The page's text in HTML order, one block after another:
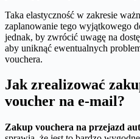
Taka elastyczność w zakresie
zaplanowanie tego wyjątkowego
jednak, by zwrócić uwagę na
aby uniknąć ewentualnych
vouchera.
Jak zrealizować
voucher na e-mail?
Zakup vouchera na przejazd